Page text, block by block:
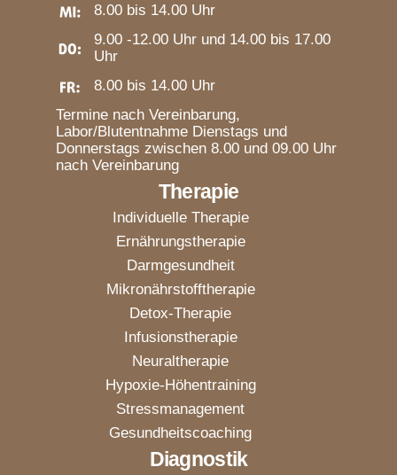
Diagnostik
Therapie
Individuelle Therapie
Ernährungstherapie
Darmgesundheit
Mikronährstofftherapie
Detox-Therapie
Infusionstherapie
Neuraltherapie
Hypoxie-Höhentraining
Stressmanagement
Gesundheitscoaching
8.00 bis 14.00 Uhr
9.00 -12.00 Uhr und 14.00 bis 17.00
Uhr
8.00 bis 14.00 Uhr
Termine nach Vereinbarung,
Labor/Blutentnahme Dienstags und
Donnerstags zwischen 8.00 und 09.00 Uhr
nach Vereinbarung